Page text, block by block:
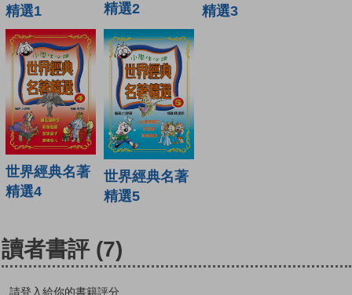
精選1
精選2
精選3
世界經典名著
精選4
世界經典名著
精選5
讀者書評 (7)
請登入給你的書籍評分